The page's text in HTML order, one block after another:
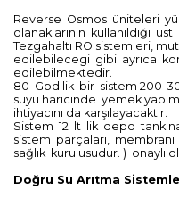
Reverse Osmos üniteleri
olanaklarının kullanıldığı
Tezgahaltı RO sistemleri,
edilebilecegi gibi ayrıca
edilebilmektedir.
80 Gpd'lik bir sistem 200-
suyu haricinde yemek
ihtiyacını da karşılayacaktır.
Sistem 12 lt lik depo
sistem parçaları,
sağlık kurulusudur. ) onaylı
Doğru Su Arıtma